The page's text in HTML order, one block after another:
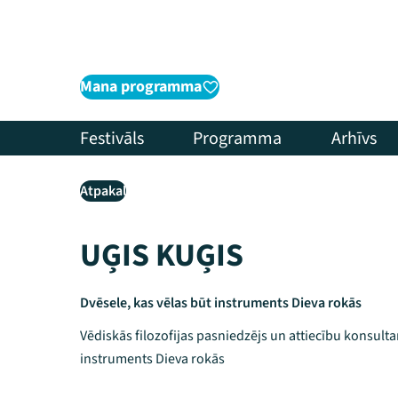
Mana programma
Festivāls Programma Arhīvs
Atpakaļ
UĢIS KUĢIS
Dvēsele, kas vēlas būt instruments Dieva rokās
Vēdiskās filozofijas pasniedzējs un attiecību
instruments Dieva rokās